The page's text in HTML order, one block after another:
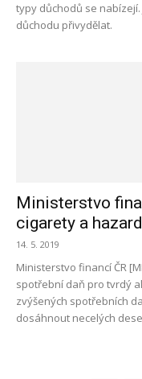
typy důchodů se
důchodu přivydělat.
Ministerstvo
cigarety a
14. 5. 2019
Ministerstvo financí ČR
spotřební daň pro tvrdý
zvýšených spotřebních
dosáhnout necelých